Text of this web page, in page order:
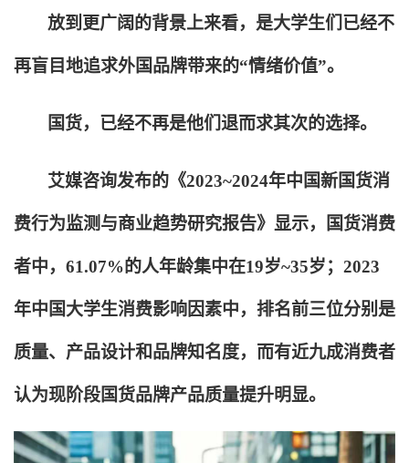
放到更广阔的背景上来看，是大学生们已经不
再盲目地追求外国品牌带来的“情绪价值”。
国货，已经不再是他们退而求其次的选择。
艾媒咨询发布的《2023~2024年中国新国货消
费行为监测与商业趋势研究报告》显示，国货消费
者中，61.07%的人年龄集中在19岁~35岁；2023
年中国大学生消费影响因素中，排名前三位分别是
质量、产品设计和品牌知名度，而有近九成消费者
认为现阶段国货品牌产品质量提升明显。